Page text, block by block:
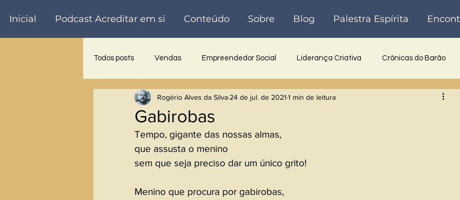
Inicial Podcast Acreditar em si Conteúdo Sobre Blog Palestra Espírita
Todos posts Vendas Empreendedor Social Liderança Criativa Crônicas do Barão
Trabalho voluntário Palestra Inovadora Reflexões História
Gabirobas
Rogério Alves da Silva 24 de jul. de 2021 1 min de leitura
Tempo, gigante das nossas almas,
que assusta o menino
sem que seja preciso dar um único grito!
Menino que procura por gabirobas,